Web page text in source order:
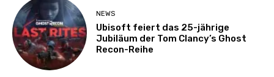
NEWS
Ubisoft feiert das 25-jährige
Jubiläum der Tom Clancy’s Ghost
Recon-Reihe